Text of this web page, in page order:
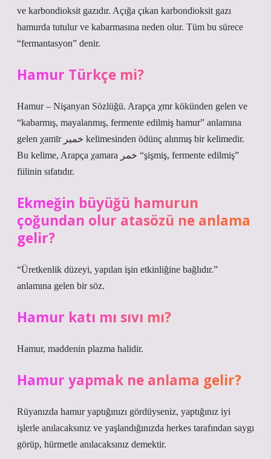
ve karbondioksit gazıdır. Açığa çıkan karbondioksit gazı
hamurda tutulur ve kabarmasına neden olur. Tüm bu sürece
“fermantasyon” denir.
Hamur Türkçe mi?
Hamur – Nişanyan Sözlüğü. Arapça χmr kökünden gelen ve
“kabarmış, mayalanmış, fermente edilmiş hamur” anlamına
gelen χamīr خمير kelimesinden ödünç alınmış bir kelimedir.
Bu kelime, Arapça χamara خمر “şişmiş, fermente edilmiş”
fiilinin sıfatıdır.
Ekmeğin büyüğü hamurun
çoğundan olur atasözü ne anlama
gelir?
“Üretkenlik düzeyi, yapılan işin etkinliğine bağlıdır.”
anlamına gelen bir söz.
Hamur katı mı sıvı mı?
Hamur, maddenin plazma halidir.
Hamur yapmak ne anlama gelir?
Rüyanızda hamur yaptığınızı gördüyseniz, yaptığınız iyi
işlerle anılacaksınız ve yaşlandığınızda herkes tarafından saygı
görüp, hürmetle anılacaksınız demektir.